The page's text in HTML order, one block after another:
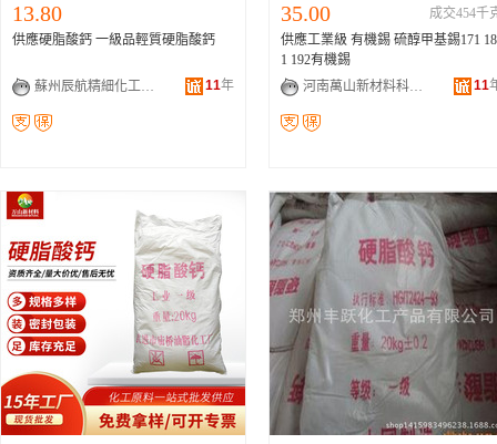
13.80
供應硬脂酸鈣 一級品輕質硬脂酸鈣
蘇州辰航精細化工有限公司 11年
35.00
成交454千
供應工業級 有機錫 硫醇甲基錫171 18
1 192有機錫
河南萬山新材料科技有限公司
11